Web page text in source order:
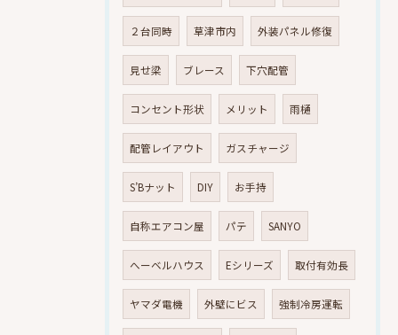
２台同時 草津市内 外装パネル修復
見せ梁 ブレース 下穴配管
コンセント形状 メリット 雨樋
配管レイアウト ガスチャージ
S’Bナット DIY お手持
自称エアコン屋 パテ SANYO
へーベルハウス Eシリーズ 取付有効長
ヤマダ電機 外壁にビス 強制冷房運転